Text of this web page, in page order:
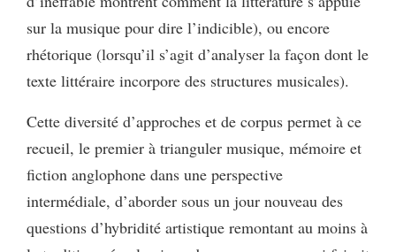
sur la musique pour dire l’indicible), ou encore
rhétorique (lorsqu’il s’agit d’analyser la façon dont le
texte littéraire incorpore des structures musicales).
Cette diversité d’approches et de corpus permet à ce
recueil, le premier à trianguler musique, mémoire et
fiction anglophone dans une perspective
intermédiale, d’aborder sous un jour nouveau des
questions d’hybridité artistique remontant au moins à